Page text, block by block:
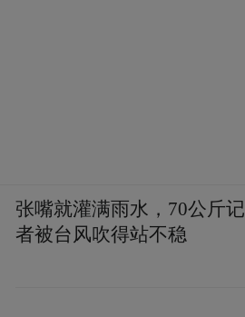
张嘴就灌满雨水，70公斤记
者被台风吹得站不稳